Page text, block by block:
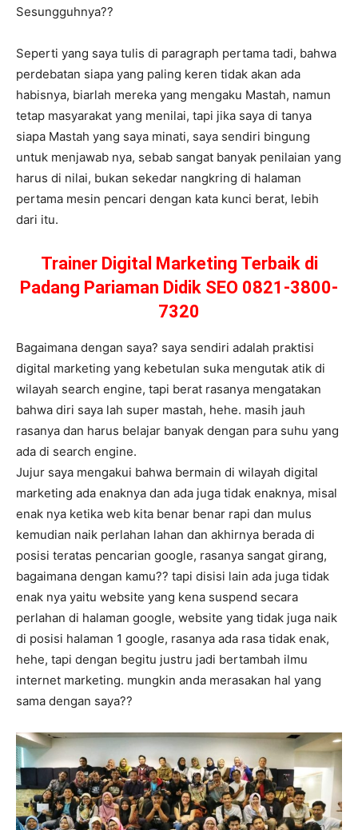
Sesungguhnya??
Seperti yang saya tulis di paragraph pertama tadi, bahwa
perdebatan siapa yang paling keren tidak akan ada
habisnya, biarlah mereka yang mengaku Mastah, namun
tetap masyarakat yang menilai, tapi jika saya di tanya
siapa Mastah yang saya minati, saya sendiri bingung
untuk menjawab nya, sebab sangat banyak penilaian yang
harus di nilai, bukan sekedar nangkring di halaman
pertama mesin pencari dengan kata kunci berat, lebih
dari itu.
Trainer Digital Marketing Terbaik di
Padang Pariaman Didik SEO 0821-3800-
7320
Bagaimana dengan saya? saya sendiri adalah praktisi
digital marketing yang kebetulan suka mengutak atik di
wilayah search engine, tapi berat rasanya mengatakan
bahwa diri saya lah super mastah, hehe. masih jauh
rasanya dan harus belajar banyak dengan para suhu yang
ada di search engine.
Jujur saya mengakui bahwa bermain di wilayah digital
marketing ada enaknya dan ada juga tidak enaknya, misal
enak nya ketika web kita benar benar rapi dan mulus
kemudian naik perlahan lahan dan akhirnya berada di
posisi teratas pencarian google, rasanya sangat girang,
bagaimana dengan kamu?? tapi disisi lain ada juga tidak
enak nya yaitu website yang kena suspend secara
perlahan di halaman google, website yang tidak juga naik
di posisi halaman 1 google, rasanya ada rasa tidak enak,
hehe, tapi dengan begitu justru jadi bertambah ilmu
internet marketing. mungkin anda merasakan hal yang
sama dengan saya??